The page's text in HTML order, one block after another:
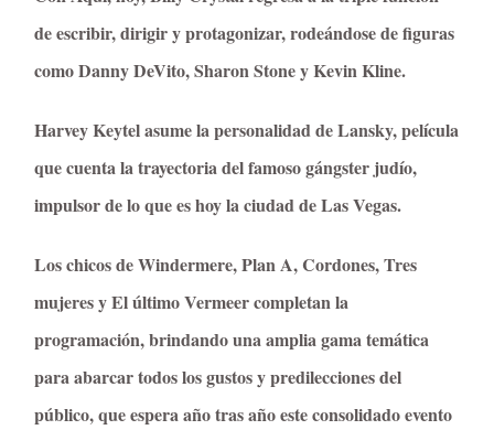
de escribir, dirigir y protagonizar, rodeándose de figuras
como Danny DeVito, Sharon Stone y Kevin Kline.
Harvey Keytel asume la personalidad de Lansky, película
que cuenta la trayectoria del famoso gángster judío,
impulsor de lo que es hoy la ciudad de Las Vegas.
Los chicos de Windermere, Plan A, Cordones, Tres
mujeres y El último Vermeer completan la
programación, brindando una amplia gama temática
para abarcar todos los gustos y predilecciones del
público, que espera año tras año este consolidado evento